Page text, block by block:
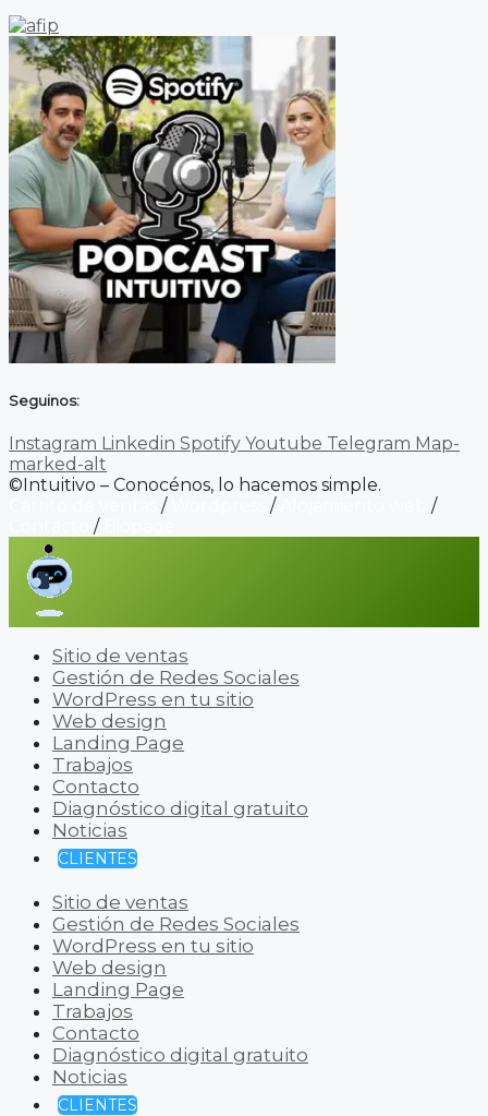
Seguinos:
Instagram Linkedin Spotify Youtube Telegram Map-
marked-alt
©Intuitivo – Conocénos, lo hacemos simple.
/ /
/
/
Sitio de ventas
Gestión de Redes Sociales
WordPress en tu sitio
Web design
Landing Page
Trabajos
Contacto
Diagnóstico digital gratuito
Noticias
CLIENTES
Sitio de ventas
Gestión de Redes Sociales
WordPress en tu sitio
Web design
Landing Page
Trabajos
Contacto
Diagnóstico digital gratuito
Noticias
CLIENTES